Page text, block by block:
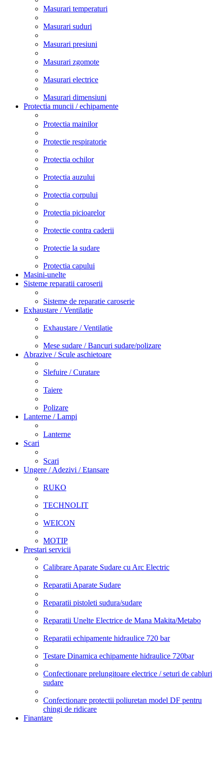
Masurari temperaturi
Masurari suduri
Masurari presiuni
Masurari zgomote
Masurari electrice
Masurari dimensiuni
Protectia muncii / echipamente
Protectia mainilor
Protectie respiratorie
Protectia ochilor
Protectia auzului
Protectia corpului
Protectia picioarelor
Protectie contra caderii
Protectie la sudare
Protectia capului
Masini-unelte
Sisteme reparatii caroserii
Sisteme de reparatie caroserie
Exhaustare / Ventilatie
Exhaustare / Ventilatie
Mese sudare / Bancuri sudare/polizare
Abrazive / Scule aschietoare
Slefuire / Curatare
Taiere
Polizare
Lanterne / Lampi
Lanterne
Scari
Scari
Ungere / Adezivi / Etansare
RUKO
TECHNOLIT
WEICON
MOTIP
Prestari servicii
Calibrare Aparate Sudare cu Arc Electric
Reparatii Aparate Sudare
Reparatii pistoleti sudura/sudare
Reparatii Unelte Electrice de Mana Makita/Metabo
Reparatii echipamente hidraulice 720 bar
Testare Dinamica echipamente hidraulice 720bar
Confectionare prelungitoare electrice / seturi de cabluri
sudare
Confectionare protectii poliuretan model DF pentru
chingi de ridicare
Finantare